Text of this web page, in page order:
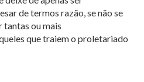
de termos razão, se não se
tantas ou mais
que traiem o proletariado